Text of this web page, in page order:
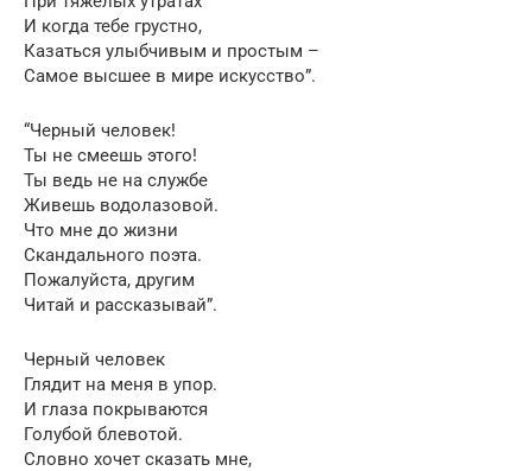
И когда тебе грустно,
Казаться улыбчивым и простым –
Самое высшее в мире искусство”.
“Черный человек!
Ты не смеешь этого!
Ты ведь не на службе
Живешь водолазовой.
Что мне до жизни
Скандального поэта.
Пожалуйста, другим
Читай и рассказывай”.
Черный человек
Глядит на меня в упор.
И глаза покрываются
Голубой блевотой.
Словно хочет сказать мне,